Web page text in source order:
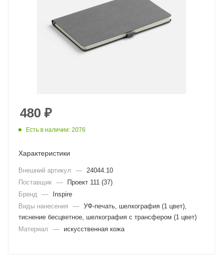
480 ₽
Есть в наличии: 2076
Характеристики
Внешний артикул —
24044.10
Поставщик —
Проект 111 (37)
Бренд
—
Inspire
Виды нанесения
— УФ-печать, шелкография (1 цвет),
тиснение бесцветное, шелкография с трансфером (1 цвет)
Материал
— искусственная кожа